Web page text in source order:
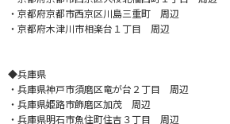
・京都府京都市西京区川島三重町 周辺
・京都府木津川市相楽台１丁目 周辺
◆兵庫県
・兵庫県神戸市須磨区竜が台２丁目 周辺
・兵庫県姫路市飾磨区加茂 周辺
・兵庫県明石市魚住町住吉３丁目 周辺